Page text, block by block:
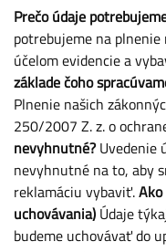
Prečo údaje
potrebujeme na
účelom evidencie a
základe čoho
Plnenie našich
250/2007 Z. z. o
nevyhnutné?Uvedenie
nevyhnutné na to, aby
reklamáciu vybaviť.
uchovávania) Údaje
budeme uchovávať do